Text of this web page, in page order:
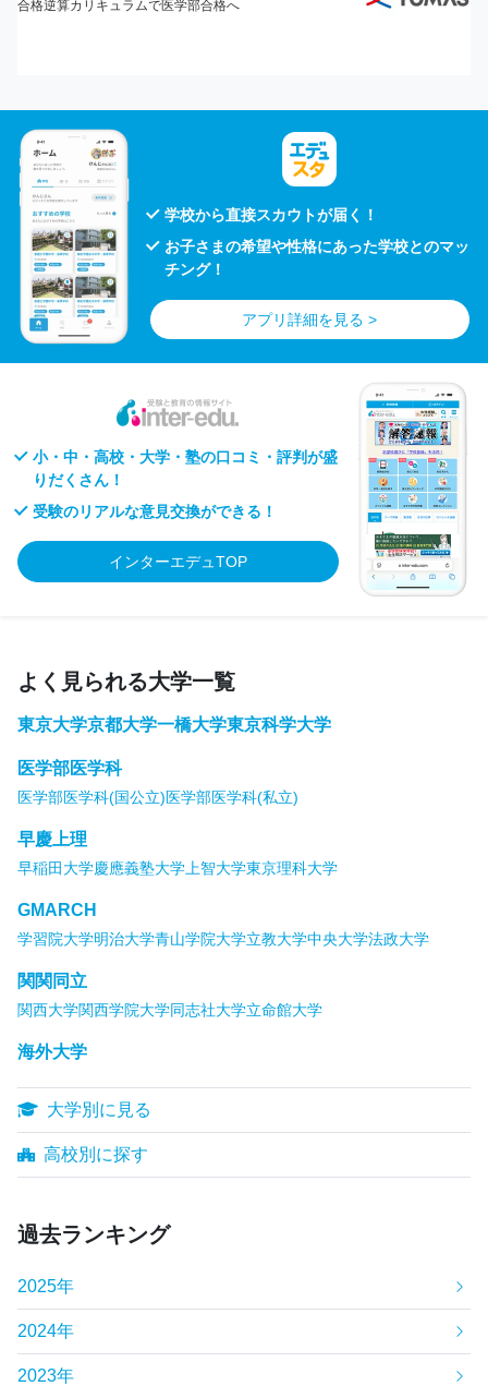
学校から直接スカウトが届く！
お子さまの希望や性格にあった学校とのマッ
チング！
アプリ詳細を見る >
小・中・高校・大学・塾の口コミ・評判が盛
りだくさん！
受験のリアルな意見交換ができる！
インターエデュTOP
よく見られる大学一覧
東京大学京都大学一橋大学東京科学大学
医学部医学科
医学部医学科(国公立)医学部医学科(私立)
早慶上理
早稲田大学慶應義塾大学 上智大学東京理科大学
GMARCH
学習院大学明治大学青山学院大学立教大学中央大学法政大学
関関同立
関西大学関西学院大学同志社大学立命館大学
海外大学
大学別に見る
高校別に探す
過去ランキング
2025年
2024年
2023年